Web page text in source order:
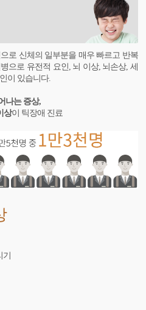
로 신체의 일부분을 매우 빠르고 반복
으로 유전적 요인, 뇌 이상, 뇌손상, 세
이 있습니다.
나는 증상,
상이 틱장애 진료